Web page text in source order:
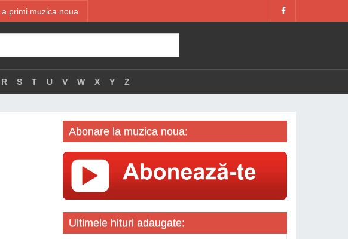
primi muzica noua
R S T U V W X Y Z
Abonare la muzica noua:
Ultimele hituri adaugate: